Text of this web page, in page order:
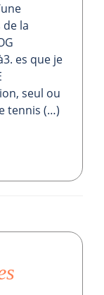
la
es que je
seul ou
tennis (…)